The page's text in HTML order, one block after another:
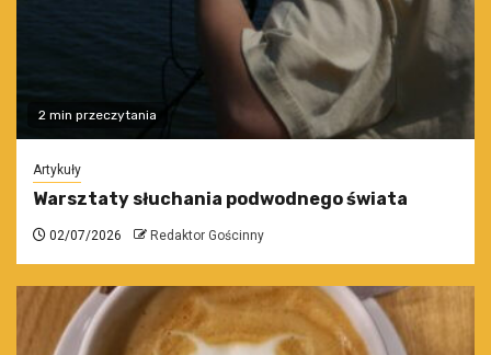
2 min przeczytania
Artykuły
Warsztaty słuchania podwodnego świata
02/07/2026 Redaktor Gościnny